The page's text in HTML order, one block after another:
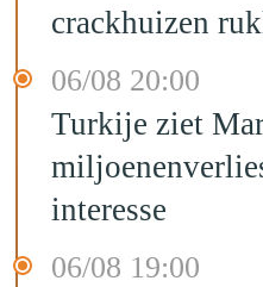
crackhuizen
06/08 20:00
Turkije ziet
interesse
06/08 19:00